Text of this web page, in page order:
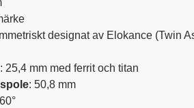
designat av Elokance (Twin
: 25,4 mm med ferrit och titan
: 50,8 mm